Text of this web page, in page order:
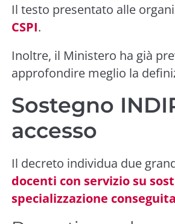
Il testo presentato alle
CSPI.
Inoltre, il Ministero ha già
approfondire meglio la
Sostegno
accesso
Il decreto individua due
docenti con servizio su
specializzazione